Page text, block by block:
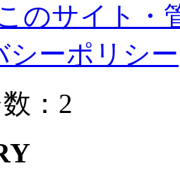
のサイト・
シーポリシー
：2